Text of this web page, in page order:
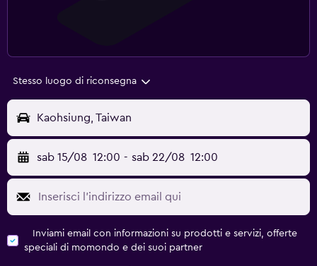
Stesso luogo di riconsegna
Kaohsiung, Taiwan
sab 15/08 12:00 - sab 22/08 12:00
Inviami email con informazioni su prodotti e servizi, offerte
speciali di momondo e dei suoi partner